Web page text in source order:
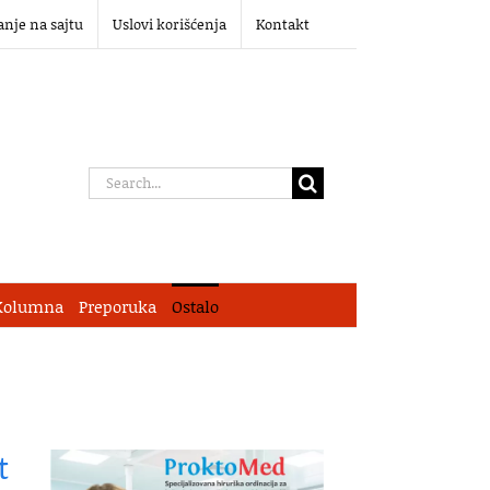
na sajtu Uslovi korišćenja Kontakt
Search
Preporuka Ostalo